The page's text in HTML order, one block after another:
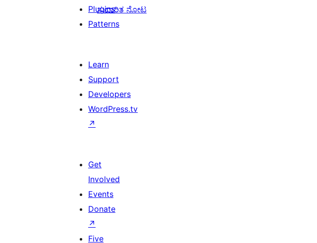
ಸುಧಾರಿತ ನೋಟ
Plugins
Patterns
Learn
Support
Developers
WordPress.tv
↗
Get
Involved
Events
Donate
↗
Five